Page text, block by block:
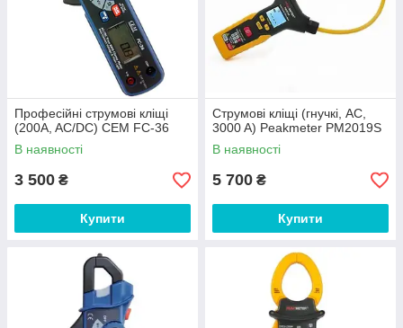
Професійні струмові кліщі
(200A, AC/DC) CEM FC-36
В наявності
3 500 ₴
Купити
Струмові кліщі (гнучкі, AC,
3000 A) Peakmeter PM2019S
В наявності
5 700 ₴
Купити